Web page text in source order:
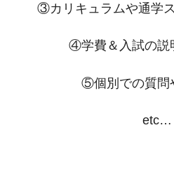
③カリキュラムや通学
④学費＆入試の説
⑤個別での質問
etc…